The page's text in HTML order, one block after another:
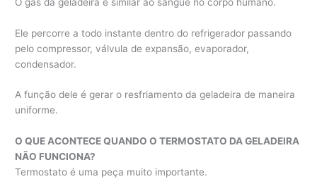
Ele percorre a todo instante dentro do refrigerador passando
pelo compressor, válvula de expansão, evaporador,
condensador.
A função dele é gerar o resfriamento da geladeira de maneira
uniforme.
O QUE ACONTECE QUANDO O TERMOSTATO DA GELADEIRA
NÃO FUNCIONA?
Termostato é uma peça muito importante.